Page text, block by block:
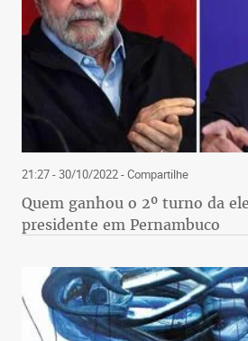
21:27 - 30/10/2022- Compartilhe
Quem ganhou o 2º turno da
presidente em Pernambuco